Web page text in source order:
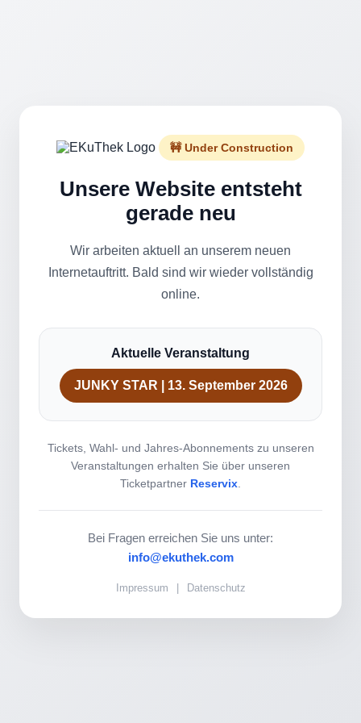
🚧 Under Construction
Unsere Website entsteht
gerade neu
Wir arbeiten aktuell an unserem neuen
Internetauftritt. Bald sind wir wieder vollständig
online.
Aktuelle Veranstaltung
JUNKY STAR | 13. September 2026
Tickets, Wahl- und Jahres-Abonnements zu unseren
Veranstaltungen erhalten Sie über unseren
Ticketpartner Reservix
Bei Fragen erreichen Sie uns unter:
info@ekuthek.com
Impressum | Datenschutz